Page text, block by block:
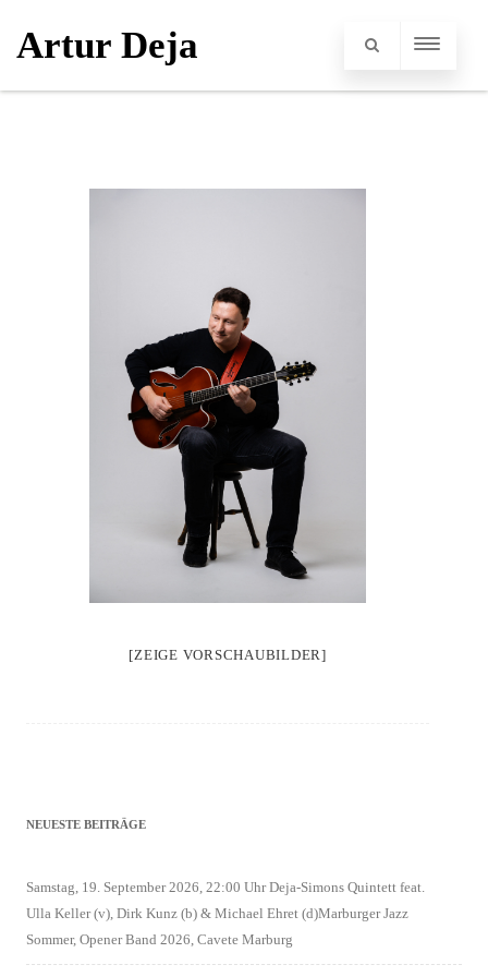
Artur Deja
[ZEIGE VORSCHAUBILDER]
NEUESTE BEITRÄGE
Samstag, 19. September 2026, 22:00 Uhr Deja-Simons Quintett feat.
Ulla Keller (v), Dirk Kunz (b) & Michael Ehret (d)Marburger Jazz
Sommer, Opener Band 2026, Cavete Marburg